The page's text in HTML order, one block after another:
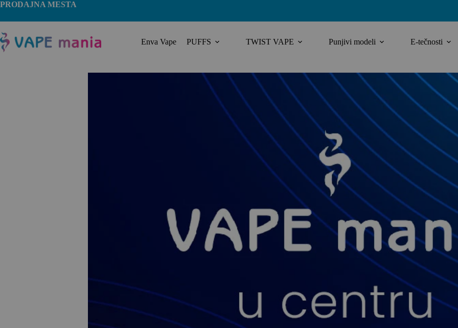
PRODAJNA MESTA
Enva Vape PUFFS TWIST VAPE Punjivi modeli E-tečnosti